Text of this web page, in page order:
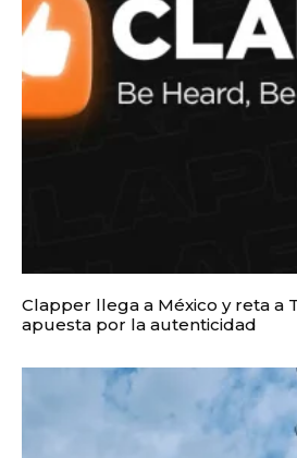
Clapper llega a México y reta a
apuesta por la autenticidad